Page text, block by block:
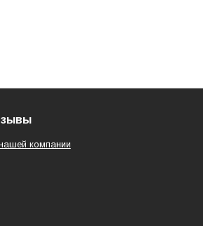
компании